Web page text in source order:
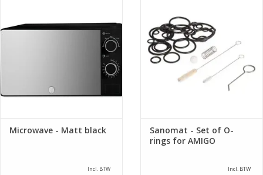
Microwave - Matt black
Incl. BTW
Sanomat - Set of O-
rings for AMIGO
Incl. BTW